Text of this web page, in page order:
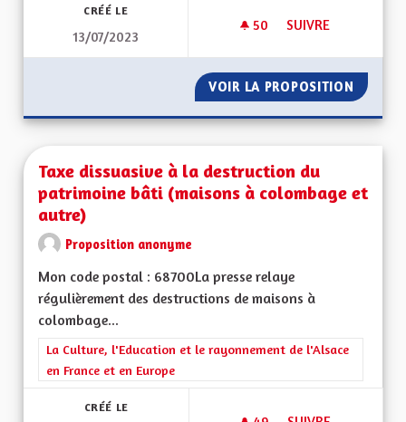
CRÉÉ LE
13/07/2023
50 50 ABONNÉS
SUIVRE
VOIR LA PROPOSITION
Taxe dissuasive à la destruction du
patrimoine bâti (maisons à colombage et
autre)
Proposition anonyme
Mon code postal : 68700La presse relaye
régulièrement des destructions de maisons à
colombage...
Filtrer les résultats de la catégorie : La Culture, l'Education et
La Culture, l'Education et le rayonnement de l'Alsace
en France et en Europe
CRÉÉ LE